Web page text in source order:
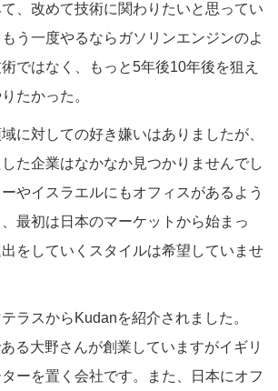
、改めて技術に関わりたいと思ってい
う一度やるならガソリンエンジンのよ
ではなく、もっと5年後10年後を狙え
たかった。
に対しての好き嫌いはありましたが、
た企業はなかなか見つかりませんでし
やイスラエルにもオフィスがあるよう
最初は日本のマーケットから始まっ
をしていくスタイルは希望していませ
ラスからKudanを紹介されました。
る大野さんが創業していますがイギリ
ーを置く会社です。また、日本にオフ